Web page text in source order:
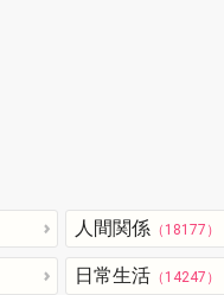
人間関係 （18177）
日常生活 （14247）